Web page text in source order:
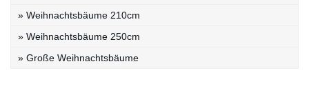
» Weihnachtsbäume 210cm
» Weihnachtsbäume 250cm
» Große Weihnachtsbäume